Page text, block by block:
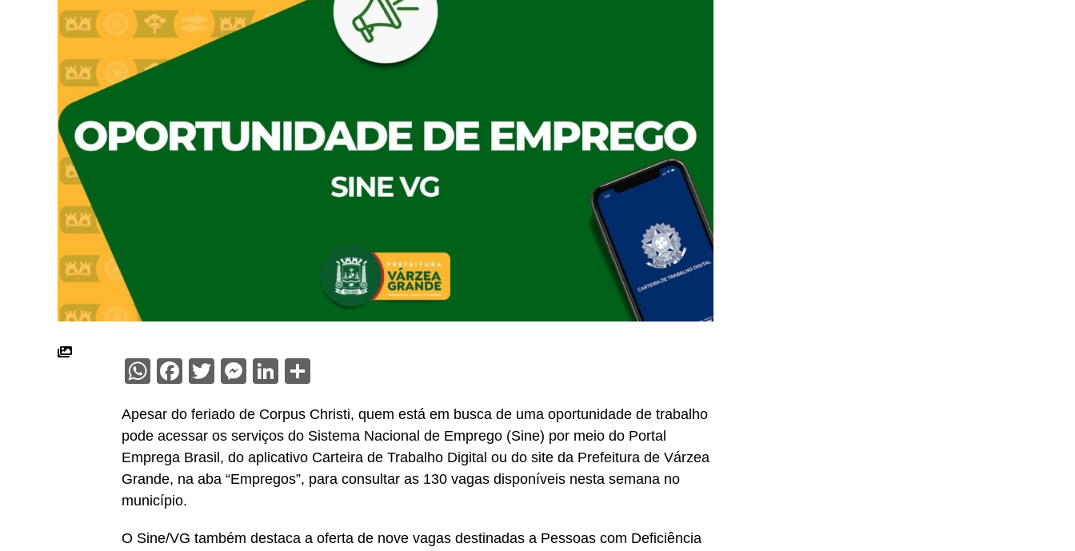
WhatsApp
Facebook
TwitterMessenger
LinkedIn
Apesar do feriado de Corpus Christi, quem está em busca de uma oportunidade de trabalho
pode acessar os serviços do Sistema Nacional de Emprego (Sine) por meio do Portal
Emprega Brasil, do aplicativo Carteira de Trabalho Digital ou do site da Prefeitura de Várzea
Grande, na aba “Empregos”, para consultar as 130 vagas disponíveis nesta semana no
município.
O Sine/VG também destaca a oferta de nove vagas destinadas a Pessoas com Deficiência